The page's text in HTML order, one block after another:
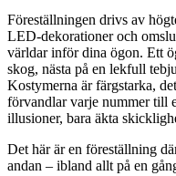
Föreställningen drivs av
LED-dekorationer och
världar inför dina ögon. Ett
skog, nästa på en lekfull
Kostymerna är färgstarka,
förvandlar varje nummer till
illusioner, bara äkta
Det här är en föreställning
andan – ibland allt på en